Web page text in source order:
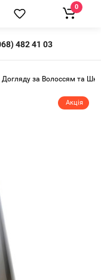
482 41 03
0
за Волоссям та
Акція